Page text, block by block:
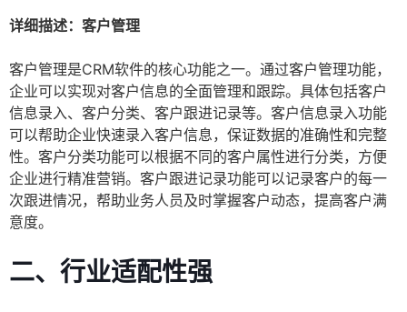
详细描述：客户管理
客户管理是CRM软件的核心功能之一。通过客户管理功能，
企业可以实现对客户信息的全面管理和跟踪。具体包括客户
信息录入、客户分类、客户跟进记录等。客户信息录入功能
可以帮助企业快速录入客户信息，保证数据的准确性和完整
性。客户分类功能可以根据不同的客户属性进行分类，方便
企业进行精准营销。客户跟进记录功能可以记录客户的每一
次跟进情况，帮助业务人员及时掌握客户动态，提高客户满
意度。
二、行业适配性强